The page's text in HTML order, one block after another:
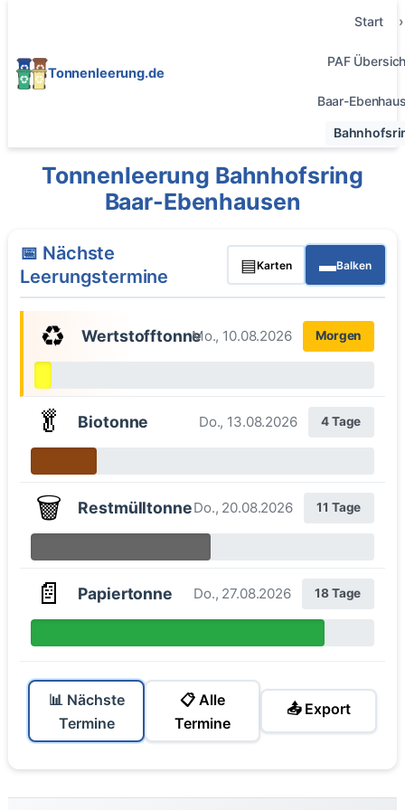
Tonnenleerung.de
Start
PAF
Baar-
Tonnenleerung Bahnhofsring
Baar-Ebenhausen
📅 Nächste
Leerungstermine
▤Karten ▬Balken
♻️ WertstofftonneMo., 10.08.2026 Morgen
🥬 Biotonne Do., 13.08.2026 4 Tage
🗑️ RestmülltonneDo., 20.08.2026 11 Tage
📄 Papiertonne Do., 27.08.2026 18 Tage
📊 Nächste
Termine
📋 Alle
Termine
📤 Export